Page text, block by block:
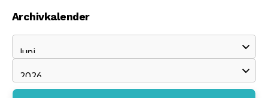
Archivkalender